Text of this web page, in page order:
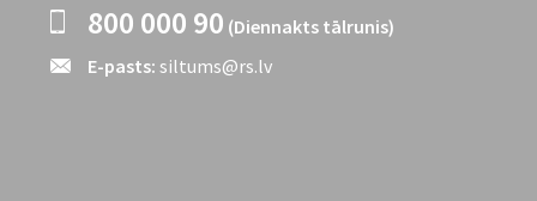
800 000 90 (Diennakts tālrunis)
E-pasts: siltums@rs.lv